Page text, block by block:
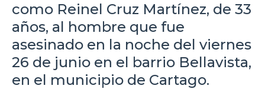
como Reinel Cruz Martínez, de 33
años, al hombre que fue
asesinado en la noche del viernes
26 de junio en el barrio Bellavista,
en el municipio de Cartago.